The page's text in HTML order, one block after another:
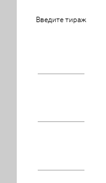
Введите тираж